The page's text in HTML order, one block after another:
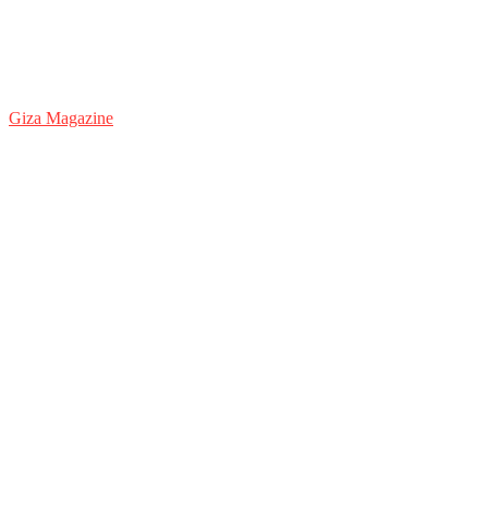
Giza Magazine